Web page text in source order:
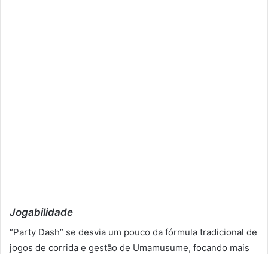
Jogabilidade
“Party Dash” se desvia um pouco da fórmula tradicional de
jogos de corrida e gestão de Umamusume, focando mais